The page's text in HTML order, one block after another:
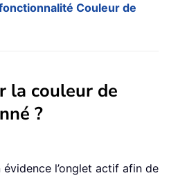
Couleur de
la couleur de
?
l’onglet actif afin de